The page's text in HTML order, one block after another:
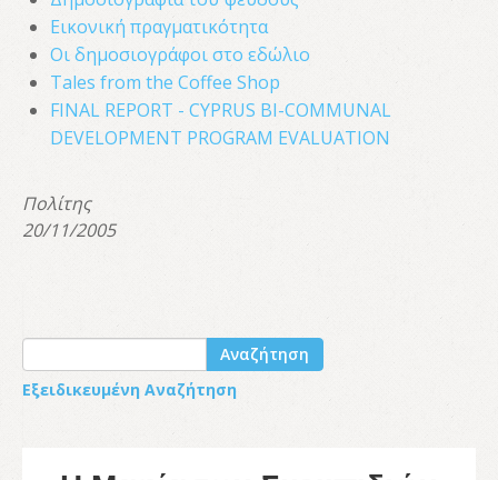
Εικονική πραγματικότητα
Οι δημοσιογράφοι στο εδώλιο
Tales from the Coffee Shop
FINAL REPORT - CYPRUS BI-COMMUNAL
DEVELOPMENT PROGRAM EVALUATION
Πολίτης
20/11/2005
Αναζήτηση
Εξειδικευμένη Αναζήτηση